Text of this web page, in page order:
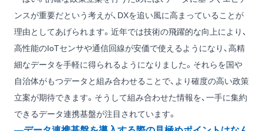
ンスが重要だという考えが、DXを追い風に高まっていることが
理由としてあげられます。近年では技術の飛躍的な向上により、
高性能のIoTセンサや通信回線が安価で使えるようになり、高精
細なデータを手軽に得られるようになりました。それらを国や
自治体がもつデータと組み合わせることで、より確度の高い政策
立案が期待できます。そうして組み合わせた情報を、一手に集約
できるデータ連携基盤が注目されています。